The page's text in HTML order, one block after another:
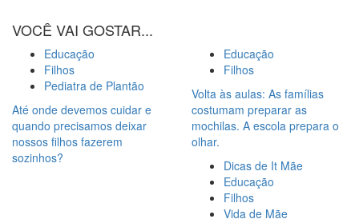
VOCÊ VAI GOSTAR...
Educação
Filhos
Pediatra de Plantão
Até onde devemos cuidar e
quando precisamos deixar
nossos filhos fazerem
sozinhos?
Educação
Filhos
Volta às aulas: As famílias
costumam preparar as
mochilas. A escola prepara o
olhar.
Dicas de It Mãe
Educação
Filhos
Vida de Mãe